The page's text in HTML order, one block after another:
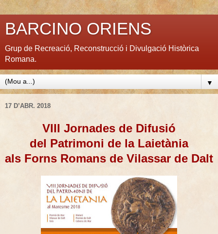
BARCINO ORIENS
Grup de Recreació, Reconstrucció i Divulgació Històrica
Romana.
▼
17 D’ABR. 2018
VIII Jornades de Difusió
del Patrimoni de la Laietània
als Forns Romans de Vilassar de Dalt